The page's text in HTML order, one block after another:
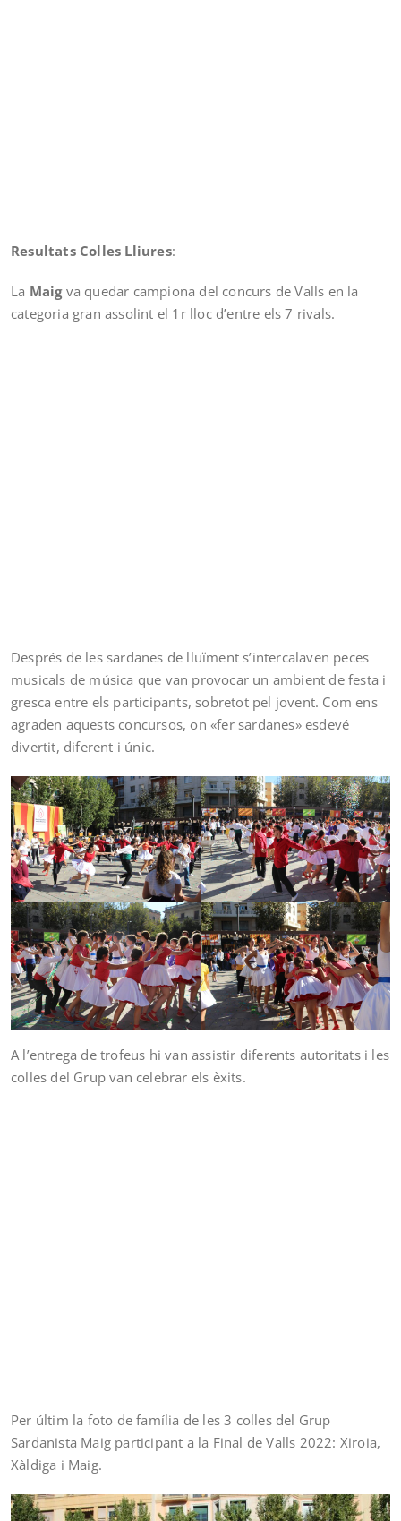
Resultats Colles Lliures:
La Maigva quedar campiona del concurs de Valls en la
categoria gran assolint el 1r lloc d’entre els 7 rivals.
Després de les sardanes de lluïment s’intercalaven peces
musicals de música que van provocar un ambient de festa i
gresca entre els participants, sobretot pel jovent. Com ens
agraden aquests concursos, on «fer sardanes» esdevé
divertit, diferent i únic.
A l’entrega de trofeus hi van assistir diferents autoritats i les
colles del Grup van celebrar els èxits.
Per últim la foto de família de les 3 colles del Grup
Sardanista Maig participant a la Final de Valls 2022: Xiroia,
Xàldiga i Maig.